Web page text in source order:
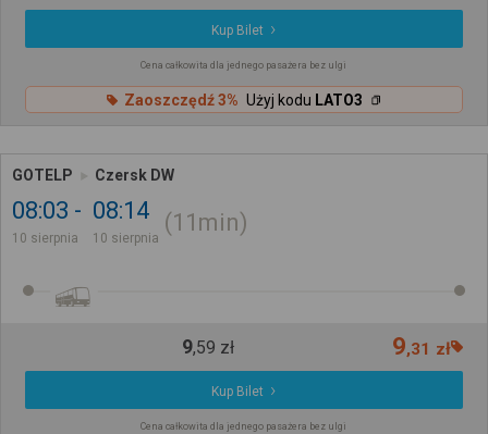
Kup Bilet
Cena całkowita dla jednego pasażera bez ulgi
Zaoszczędź 3% Użyj kodu LATO3
GOTELP Czersk DW
08:03
10 sierpnia
08:14
10 sierpnia
11min
9,59 zł 9,31 zł
Kup Bilet
Cena całkowita dla jednego pasażera bez ulgi